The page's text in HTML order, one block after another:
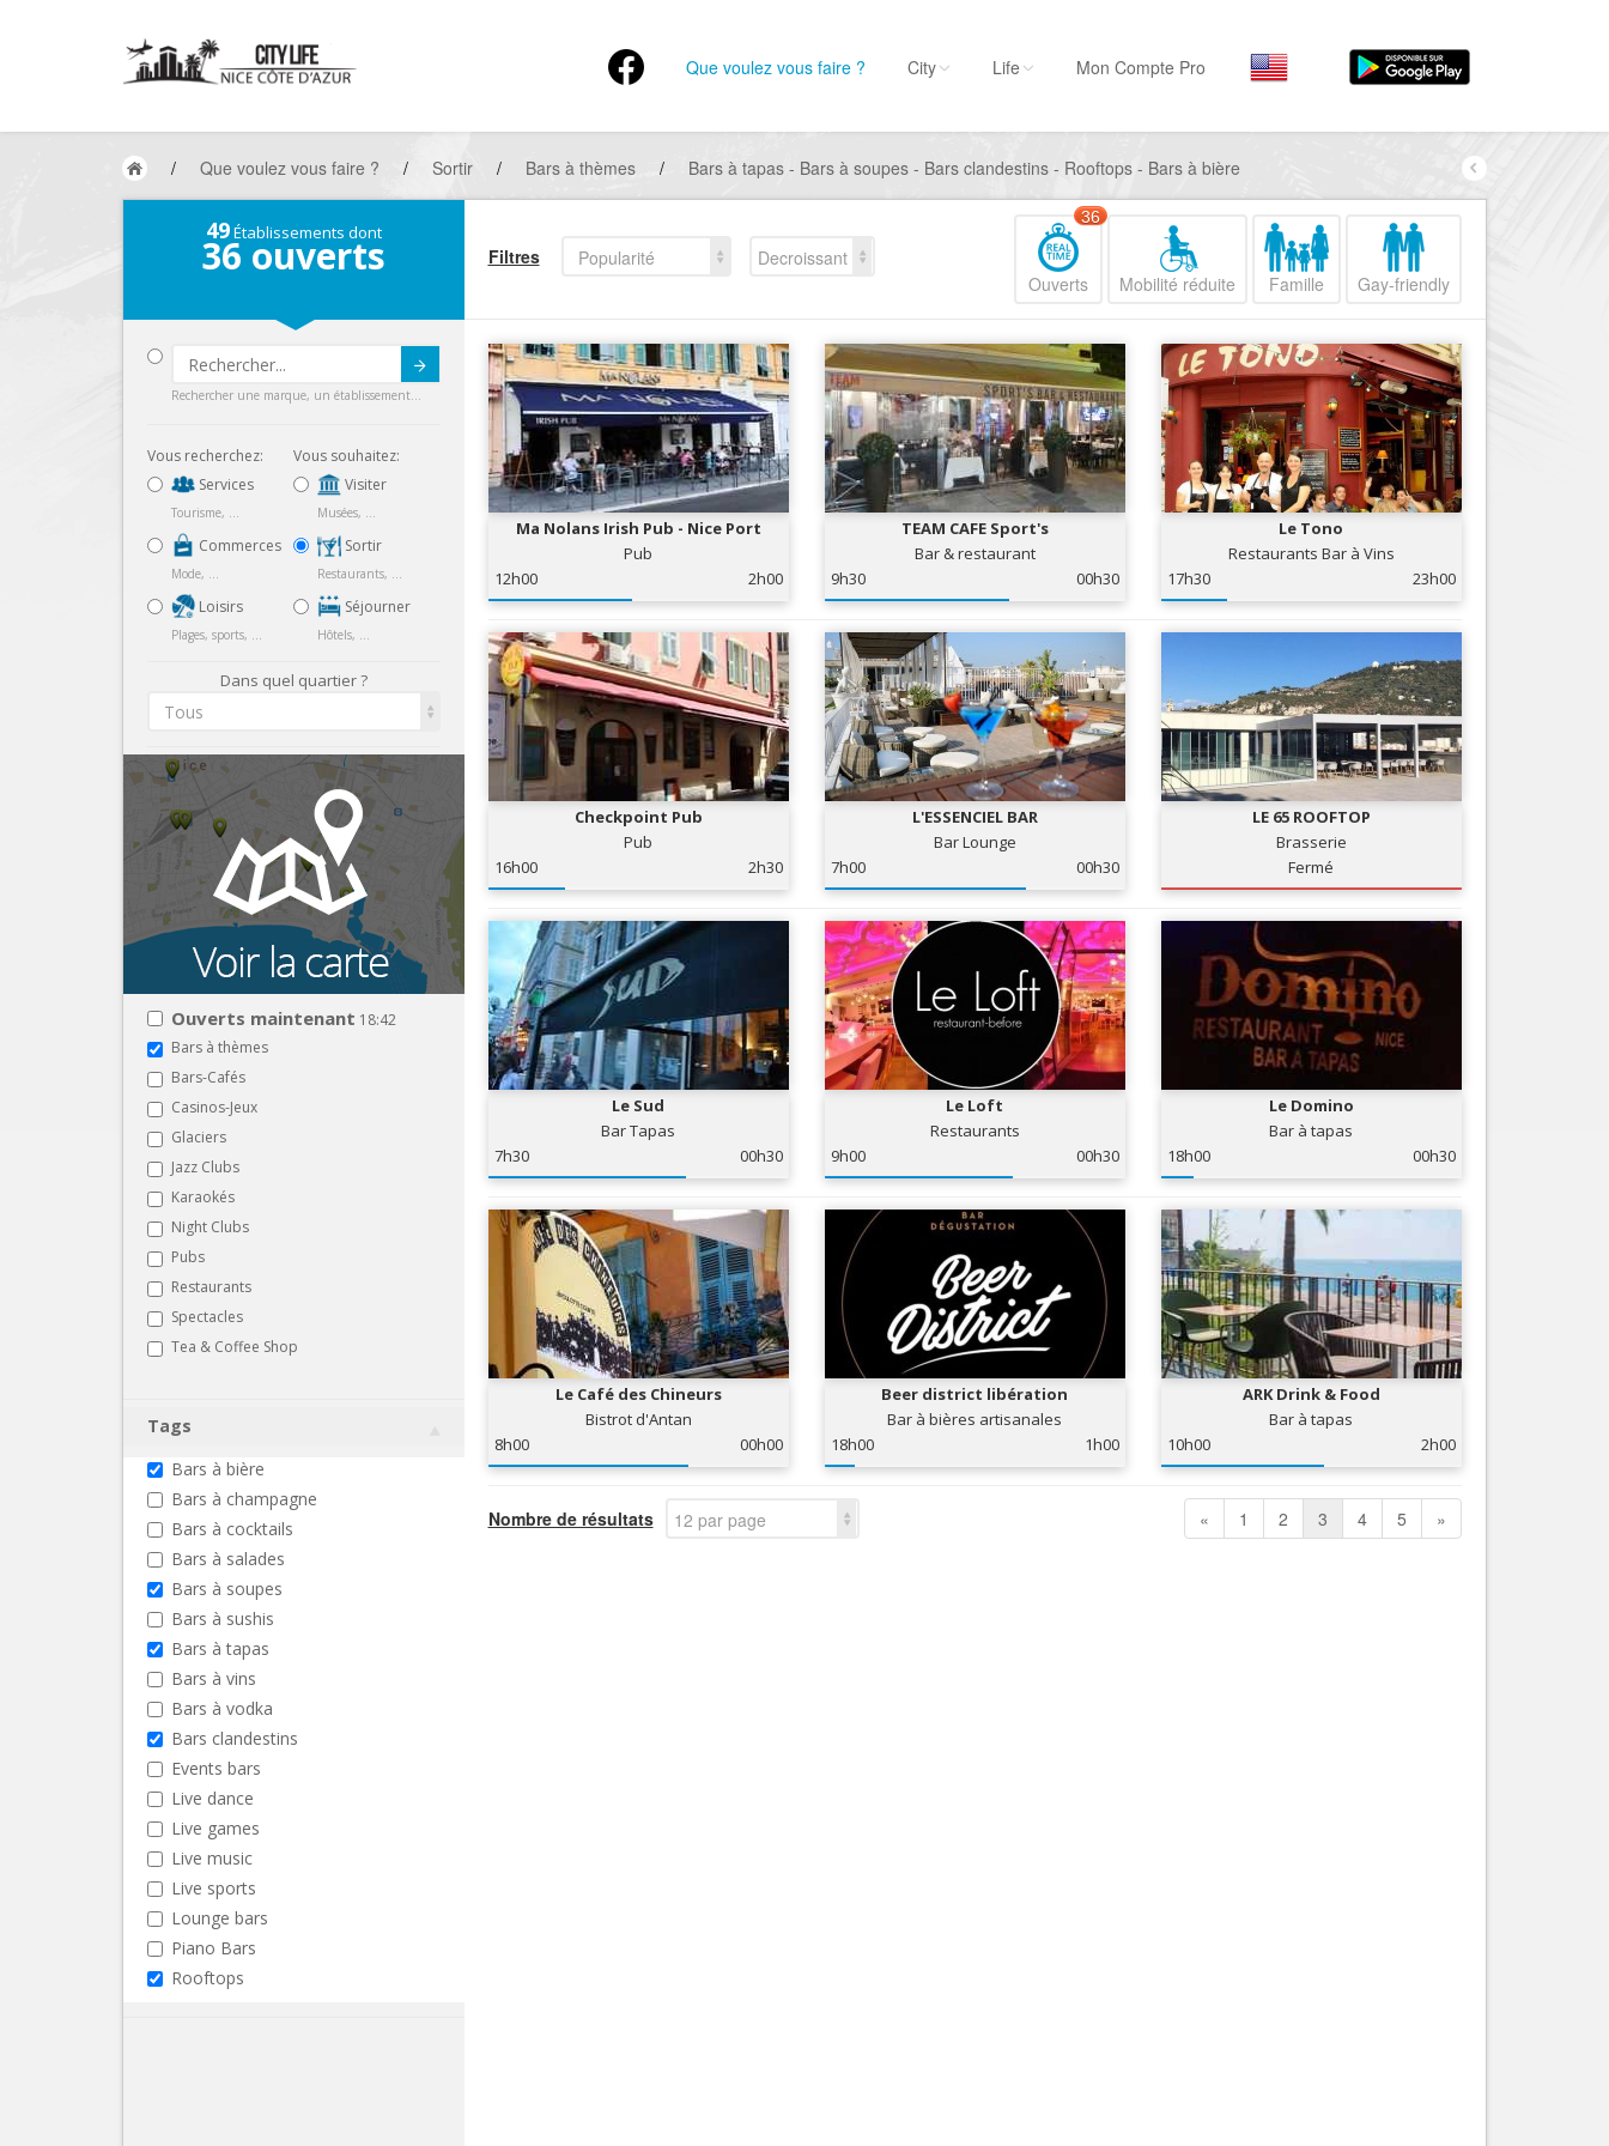
Que voulez vous faire ?
Par activité
Hôtels, ...
Visiter
Sortir
Restaurants, ...
Commerces
Mode, ...
Loisirs
Plages, sports, ...
Services
Tourisme, ...
Par quartiers
Nice Promenade du
Nice le Port
Nice le Vieux Nice
Nice le Coeur de Ville
Nice les Collines Niçoises
Nice le petit Marais Niçois
Nice la plaine du Var
Nice Aéroport
City Life Mon Compte Pro
/ Que voulez vous faire ? / Sortir / Bars à thèmes / Bars à tapas - Bars à soupes - Bars clandestins - Rooftops - Bars à bière
49Établissements dont
36 ouverts
Rechercher une marque, un établissement...
Vous recherchez:
Services
Tourisme, ...
Commerces
Mode, ...
Loisirs
Plages, sports, ...
Vous souhaitez:
Visiter
Musées, ...
Sortir
Restaurants, ...
Séjourner
Hôtels, ...
Dans quel quartier ?
Tous
Ouverts maintenant 18:42
Bars à thèmes
Bars-Cafés
Casinos-Jeux
Glaciers
Jazz Clubs
Karaokés
Night Clubs
Pubs
Restaurants
Spectacles
Tea & Coffee Shop
Tags
Bars à bière
Bars à champagne
Bars à cocktails
Bars à salades
Bars à soupes
Bars à sushis
Bars à tapas
Bars à vins
Bars à vodka
Bars clandestins
Events bars
Live dance
Live games
Live music
Live sports
Lounge bars
Piano Bars
Rooftops
Filtres Popularité
Decroissant
Ouverts
36
Mobilité réduite Famille Gay-friendly
Ma Nolans Irish Pub - Nice Port
Pub
12h00
2h00
TEAM CAFE Sport's
Bar & restaurant
9h30
00h30
Le Tono
Restaurants Bar à Vins
17h30
23h00
Checkpoint Pub
Pub
16h00
2h30
L'ESSENCIEL BAR
Bar Lounge
7h00
00h30
LE 65 ROOFTOP
Brasserie
Fermé
Le Sud
Bar Tapas
7h30
00h30
Le Loft
Restaurants
9h00
00h30
Le Domino
Bar à tapas
18h00
00h30
Le Café des Chineurs
Bistrot d'Antan
8h00
00h00
Beer district libération
Bar à bières artisanales
18h00
1h00
ARK Drink & Food
Bar à tapas
10h00
2h00
Nombre de résultats 12 par page « 1 2 3 4 5 »